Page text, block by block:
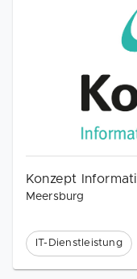
Konzept
Meersburg
IT-Dienstleistung